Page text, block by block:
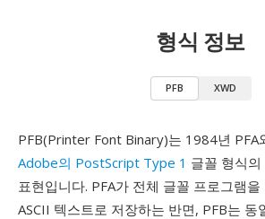
형식 정보
PFB XWD
PFB(Printer Font Binary)는 1984년 PFA
Adobe의 PostScript Type 1 글꼴 형식
표현입니다. PFA가 전체 글꼴 프로그램
ASCII 텍스트로 저장하는 반면, PFB는 동